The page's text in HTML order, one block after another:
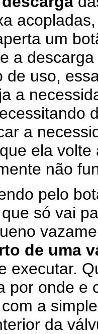
um
a
de uso,
a
a
ela volte
não
pelo
só vai
de uma
executar.
por onde e
a
da